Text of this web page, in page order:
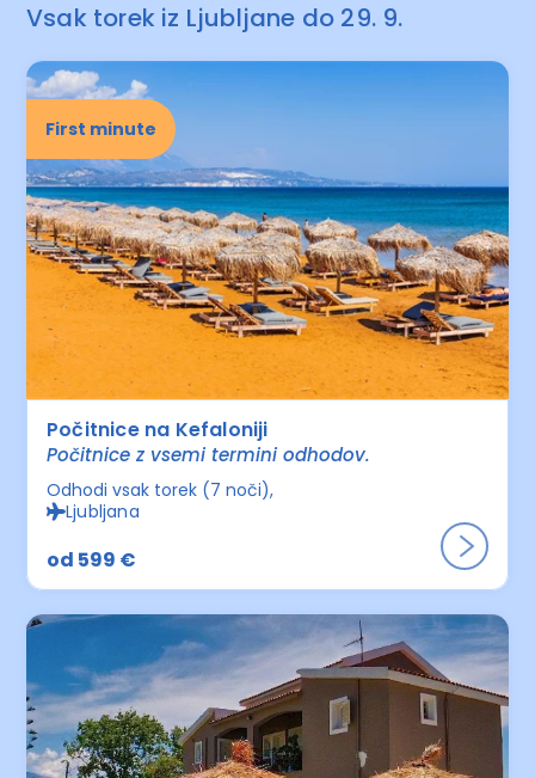
Vsak torek iz Ljubljane do 29. 9.
First minute
Počitnice na Kefaloniji
Počitnice z vsemi termini odhodov.
Odhodi vsak torek (7 noči)
Ljubljana
od 599 €